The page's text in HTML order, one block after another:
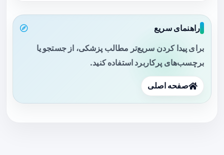
راهنمای سریع
برای پیدا کردن سریع‌تر مطالب پزشکی، از جستجو یا
برچسب‌های پرکاربرد استفاده کنید.
صفحه اصلی